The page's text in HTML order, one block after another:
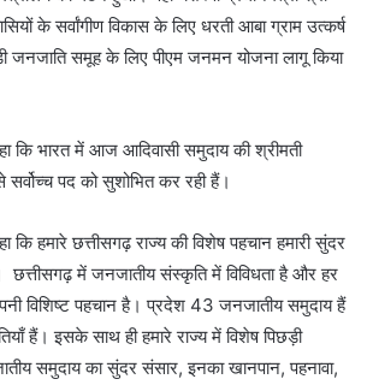
के सर्वांगीण विकास के लिए धरती आबा ग्राम उत्कर्ष
जनजाति समूह के लिए पीएम जनमन योजना लागू किया
कि भारत में आज आदिवासी समुदाय की श्रीमती
सर्वोच्च पद को सुशोभित कर रही हैं।
कि हमारे छत्तीसगढ़ राज्य की विशेष पहचान हमारी सुंदर
में जनजातीय संस्कृति में विविधता है और हर
विशिष्ट पहचान है। प्रदेश 43 जनजातीय समुदाय हैं
हैं। इसके साथ ही हमारे राज्य में विशेष पिछड़ी
समुदाय का सुंदर संसार, इनका खानपान, पहनावा,